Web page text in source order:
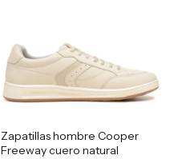
Zapatillas hombre Cooper
Freeway cuero natural